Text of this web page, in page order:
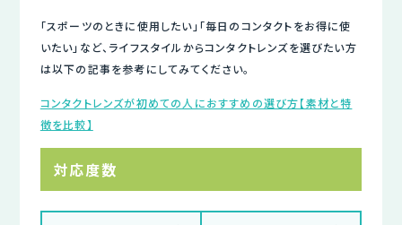
「スポーツのときに使用したい」「毎日のコンタクトをお得に使
いたい」など、ライフスタイルからコンタクトレンズを選びたい方
は以下の記事を参考にしてみてください。
コンタクトレンズが初めての人におすすめの選び方【素材と特
徴を比較】
対応度数